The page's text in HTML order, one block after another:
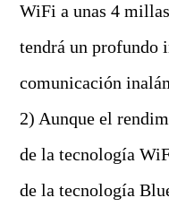
WiFi a unas 4
tendrá un profundo
comunicación
2) Aunque el
de la tecnología
de la tecnología